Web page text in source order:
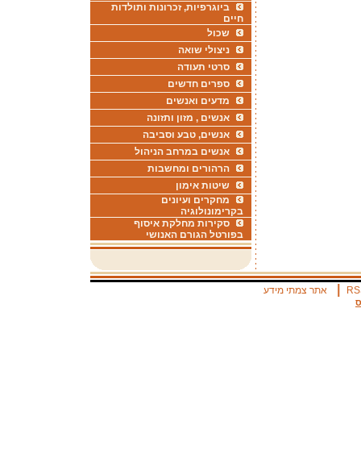
ביוגרפיות, זכרונות ותולדות
חיים
שכול
ניצולי שואה
סרטי תעודה
ספרים חדשים
מדעים ואנשים
אנשים , מזון ותזונה
אנשים, טבע וסביבה
אנשים במרחב הניהול
הרהורים ומחשבות
שיטות אימון
מחקרים ועיונים
בקרימונולוגיה
סקירות מחלקת איסוף
בפורטל הגורם האנושי
אתר צמתי מידע